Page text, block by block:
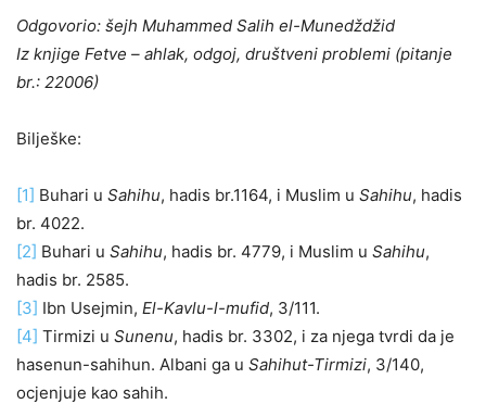
Odgovorio: šejh Muhammed Salih el-Munedždžid
Iz knjige Fetve – ahlak, odgoj, društveni problemi (pitanje
br.: 22006)
Bilješke:
[1] Buhari u Sahihu, hadis br.1164, i Muslim u Sahihu, hadis
br. 4022.
[2] Buhari u Sahihu, hadis br. 4779, i Muslim u Sahihu,
hadis br. 2585.
[3] Ibn Usejmin, El-Kavlu-l-mufid, 3/111.
[4] Tirmizi u Sunenu, hadis br. 3302, i za njega tvrdi da je
hasenun-sahihun. Albani ga u Sahihut-Tirmizi, 3/140,
ocjenjuje kao sahih.